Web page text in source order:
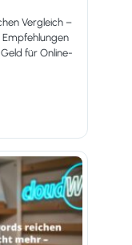
Vergleich –
für Online-